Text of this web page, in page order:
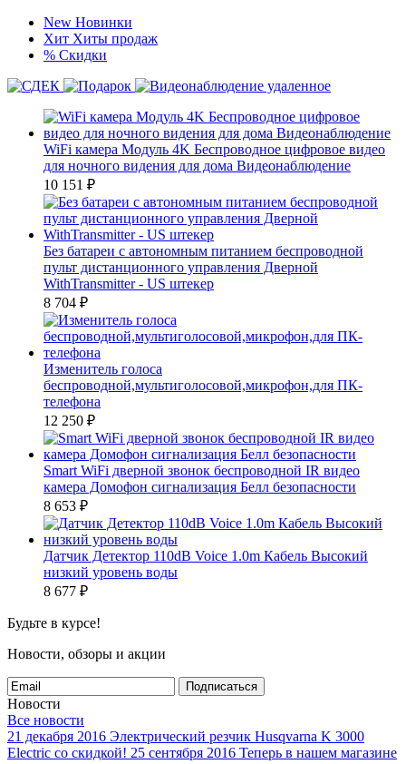
New Новинки
Хит Хиты продаж
% Скидки
WiFi камера Модуль 4K Беспроводное цифровое видео
для ночного видения для дома Видеонаблюдение
10 151 ₽
Без батареи с автономным питанием беспроводной
пульт дистанционного управления Дверной
WithTransmitter - US штекер
8 704 ₽
Изменитель голоса
беспроводной,мультиголосовой,микрофон,для ПК-
телефона
12 250 ₽
Smart WiFi дверной звонок беспроводной IR видео
камера Домофон сигнализация Белл безопасности
8 653 ₽
Датчик Детектор 110dB Voice 1.0m Кабель Высокий
низкий уровень воды
8 677 ₽
Будьте в курсе!
Новости, обзоры и акции
Подписаться
Новости
Все новости
21 декабря 2016 Электрический резчик Husqvarna K 3000
Electric со скидкой! 25 сентября 2016 Теперь в нашем магазине